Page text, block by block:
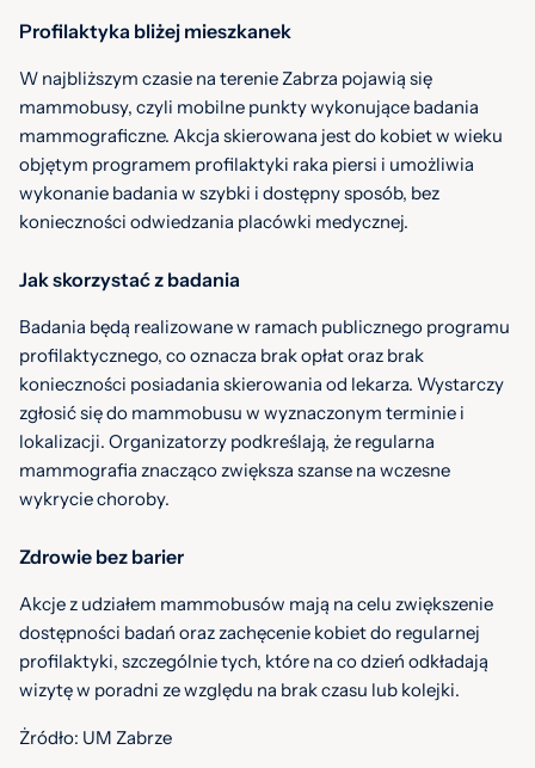
Profilaktyka bliżej mieszkanek
W najbliższym czasie na terenie Zabrza pojawią się
mammobusy, czyli mobilne punkty wykonujące badania
mammograficzne. Akcja skierowana jest do kobiet w wieku
objętym programem profilaktyki raka piersi i umożliwia
wykonanie badania w szybki i dostępny sposób, bez
konieczności odwiedzania placówki medycznej.
Jak skorzystać z badania
Badania będą realizowane w ramach publicznego programu
profilaktycznego, co oznacza brak opłat oraz brak
konieczności posiadania skierowania od lekarza. Wystarczy
zgłosić się do mammobusu w wyznaczonym terminie i
lokalizacji. Organizatorzy podkreślają, że regularna
mammografia znacząco zwiększa szanse na wczesne
wykrycie choroby.
Zdrowie bez barier
Akcje z udziałem mammobusów mają na celu zwiększenie
dostępności badań oraz zachęcenie kobiet do regularnej
profilaktyki, szczególnie tych, które na co dzień odkładają
wizytę w poradni ze względu na brak czasu lub kolejki.
Żródło: UM Zabrze